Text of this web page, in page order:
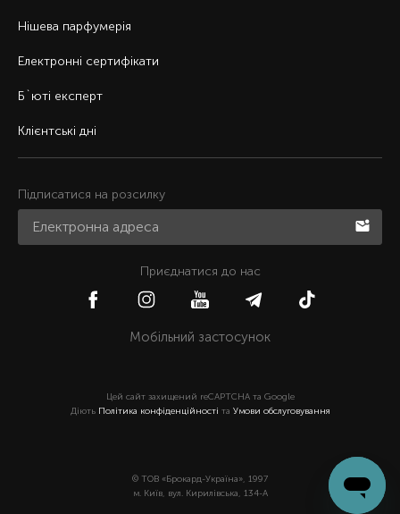
Нішева парфумерія
Електронні сертифікати
Б`юті експерт
Клієнтські дні
Підписатися на розсилку
Приєднатися до нас
Мобільний застосунок
Цей сайт захищений reCAPTCHA та Google
Діють Політика конфіденційності та Умови обслуговування
© ТОВ «Брокард-Україна», 1997
м. Київ, вул. Кирилівська, 134-А